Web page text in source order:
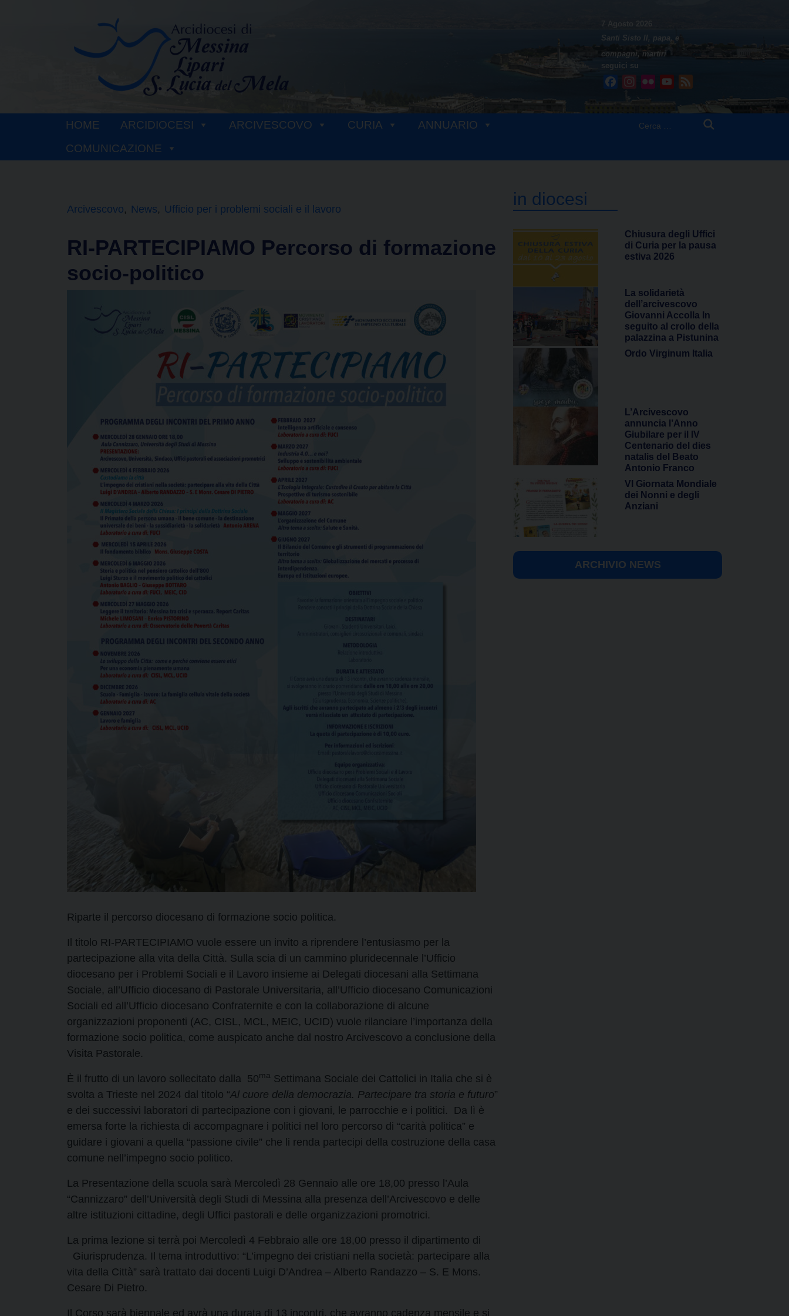
7 Agosto 2026
Santi Sisto II, papa, e
compagni, martiri
seguici su
FacebookInstagram
Flickr YouTube
HOME ARCIDIOCESI ARCIVESCOVO CURIA
ANNUARIO
COMUNICAZIONE
Arcivescovo News Ufficio per i problemi sociali e il lavoro
RI-PARTECIPIAMO Percorso di formazione
socio-politico
Riparte il percorso diocesano di formazione socio politica.
Il titolo RI-PARTECIPIAMO vuole essere un invito a riprendere l’entusiasmo per la
partecipazione alla vita della Città. Sulla scia di un cammino pluridecennale l’Ufficio
diocesano per i Problemi Sociali e il Lavoro insieme ai Delegati diocesani alla Settimana
Sociale, all’Ufficio diocesano di Pastorale Universitaria, all’Ufficio diocesano Comunicazioni
Sociali ed all’Ufficio diocesano Confraternite e con la collaborazione di alcune
organizzazioni proponenti (AC, CISL, MCL, MEIC, UCID) vuole rilanciare l’importanza della
formazione socio politica, come auspicato anche dal nostro Arcivescovo a conclusione della
Visita Pastorale.
È il frutto di un lavoro sollecitato dalla 50ma Settimana Sociale dei Cattolici in Italia che si è
svolta a Trieste nel 2024 dal titolo “Al cuore della democrazia. Partecipare tra storia e futuro”
e dei successivi laboratori di partecipazione con i giovani, le parrocchie e i politici. Da lì è
emersa forte la richiesta di accompagnare i politici nel loro percorso di “carità politica” e
guidare i giovani a quella “passione civile” che li renda partecipi della costruzione della casa
comune nell’impegno socio politico.
La Presentazione della scuola sarà Mercoledì 28 Gennaio alle ore 18,00 presso l’Aula
“Cannizzaro” dell’Università degli Studi di Messina alla presenza dell’Arcivescovo e delle
altre istituzioni cittadine, degli Uffici pastorali e delle organizzazioni promotrici.
La prima lezione si terrà poi Mercoledì 4 Febbraio alle ore 18,00 presso il dipartimento di
Giurisprudenza. Il tema introduttivo: “L’impegno dei cristiani nella società: partecipare alla
vita della Città” sarà trattato dai docenti Luigi D’Andrea – Alberto Randazzo – S. E Mons.
Cesare Di Pietro.
Il Corso sarà biennale ed avrà una durata di 13 incontri, che avranno cadenza mensile e si
in diocesi
Chiusura degli Uffici
di Curia per la pausa
estiva 2026
La solidarietà
dell’arcivescovo
Giovanni Accolla In
seguito al crollo della
palazzina a Pistunina
Ordo Virginum Italia
L’Arcivescovo
annuncia l’Anno
Giubilare per il IV
Centenario del dies
natalis del Beato
Antonio Franco
VI Giornata Mondiale
dei Nonni e degli
Anziani
ARCHIVIO NEWS